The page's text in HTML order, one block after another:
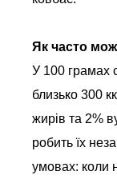
Як часто
У 100 грамах
близько 300
жирів та 2%
робить їх
умовах: коли